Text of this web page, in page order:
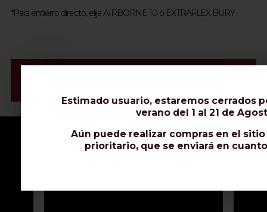
*Para entierro directo, elija AIRBORNE 10 o EXTRAFLEX BURY.
Vídeo & Instalación Conectores
Estimado usuario, estaremos cerrados
verano del 1 al 21 de
Aún puede realizar compras en el
prioritario, que se enviará en